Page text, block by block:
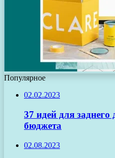
Популярное
02.02.2023
37 идей для
бюджета
02.08.2023